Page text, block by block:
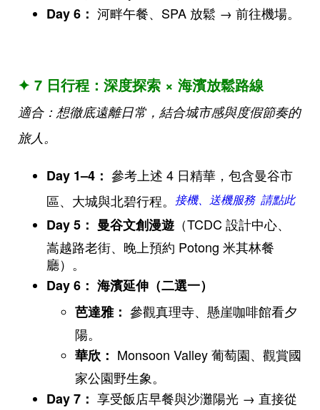
Day 6 ： 河畔午餐、SPA 放鬆 → 前往機場。
✦ 7 日行程：深度探索 × 海濱放鬆路線
適合：想徹底遠離日常，結合城市感與度假節奏的
旅人。
Day 1–4 ： 參考上述 4 日精華，包含曼谷市
區、大城與北碧行程。 接機、送機服務 請點此
Day 5 ： 曼谷文創漫遊 （TCDC 設計中心、
嵩越路老街、晚上預約 Potong 米其林餐
廳）。
Day 6 ： 海濱延伸（二選一）
芭達雅： 參觀真理寺、懸崖咖啡館看夕
陽。
華欣： Monsoon Valley 葡萄園、觀賞國
家公園野生象。
Day 7 ： 享受飯店早餐與沙灘陽光 → 直接從